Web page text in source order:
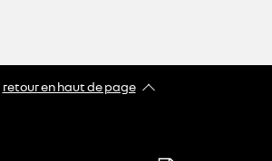
retour en haut de page​